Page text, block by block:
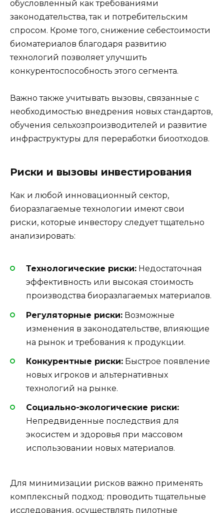
обусловленный как требованиями
законодательства, так и потребительским
спросом. Кроме того, снижение себестоимости
биоматериалов благодаря развитию
технологий позволяет улучшить
конкурентоспособность этого сегмента.
Важно также учитывать вызовы, связанные с
необходимостью внедрения новых стандартов,
обучения сельхозпроизводителей и развитие
инфраструктуры для переработки биоотходов.
Риски и вызовы инвестирования
Как и любой инновационный сектор,
биоразлагаемые технологии имеют свои
риски, которые инвестору следует тщательно
анализировать:
Технологические риски: Недостаточная
эффективность или высокая стоимость
производства биоразлагаемых материалов.
Регуляторные риски: Возможные
изменения в законодательстве, влияющие
на рынок и требования к продукции.
Конкурентные риски: Быстрое появление
новых игроков и альтернативных
технологий на рынке.
Социально-экологические риски:
Непредвиденные последствия для
экосистем и здоровья при массовом
использовании новых материалов.
Для минимизации рисков важно применять
комплексный подход: проводить тщательные
исследования, осуществлять пилотные